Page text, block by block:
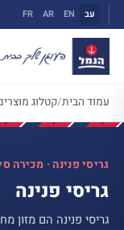
לתוכן
עב EN
AR
FR
עמוד הבית/קטלוג
גריסי פנינה · מכירה
גריסי פנינה
גריסי פנינה הם מזון